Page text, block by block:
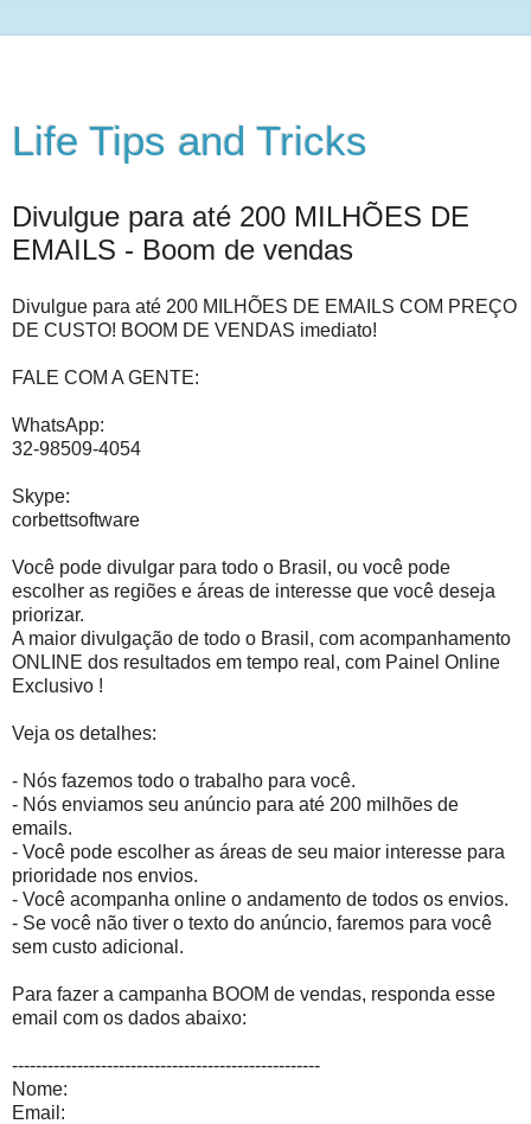
Life Tips and Tricks
Divulgue para até 200 MILHÕES DE
EMAILS - Boom de vendas
Divulgue para até 200 MILHÕES DE EMAILS COM PREÇO
DE CUSTO! BOOM DE VENDAS imediato!
FALE COM A GENTE:
WhatsApp:
32-98509-4054
Skype:
corbettsoftware
Você pode divulgar para todo o Brasil, ou você pode
escolher as regiões e áreas de interesse que você deseja
priorizar.
A maior divulgação de todo o Brasil, com acompanhamento
ONLINE dos resultados em tempo real, com Painel Online
Exclusivo !
Veja os detalhes:
- Nós fazemos todo o trabalho para você.
- Nós enviamos seu anúncio para até 200 milhões de
emails.
- Você pode escolher as áreas de seu maior interesse para
prioridade nos envios.
- Você acompanha online o andamento de todos os envios.
- Se você não tiver o texto do anúncio, faremos para você
sem custo adicional.
Para fazer a campanha BOOM de vendas, responda esse
email com os dados abaixo:
----------------------------------------------------
Nome:
Email: